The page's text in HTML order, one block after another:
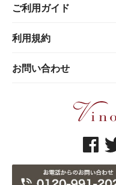
ご利用ガイド
利用規約
お問い合わせ